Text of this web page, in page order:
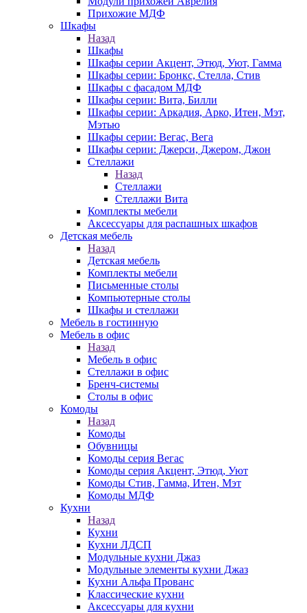
Прихожие МДФ
Шкафы
Назад
Шкафы
Шкафы серии Акцент, Этюд, Уют, Гамма
Шкафы серии: Бронкс, Стелла, Стив
Шкафы с фасадом МДФ
Шкафы серии: Вита, Билли
Шкафы серии: Аркадия, Арко, Итен, Мэт,
Мэтью
Шкафы серии: Вегас, Вега
Шкафы серии: Джерси, Джером, Джон
Стеллажи
Назад
Стеллажи
Стеллажи Вита
Комплекты мебели
Аксессуары для распашных шкафов
Детская мебель
Назад
Детская мебель
Комплекты мебели
Письменные столы
Компьютерные столы
Шкафы и стеллажи
Мебель в гостинную
Мебель в офис
Назад
Мебель в офис
Стеллажи в офис
Бренч-системы
Столы в офис
Комоды
Назад
Комоды
Обувницы
Комоды серия Вегас
Комоды серия Акцент, Этюд, Уют
Комоды Стив, Гамма, Итен, Мэт
Комоды МДФ
Кухни
Назад
Кухни
Кухни ЛДСП
Модульные кухни Джаз
Модульные элементы кухни Джаз
Кухни Альфа Прованс
Классические кухни
Аксессуары для кухни